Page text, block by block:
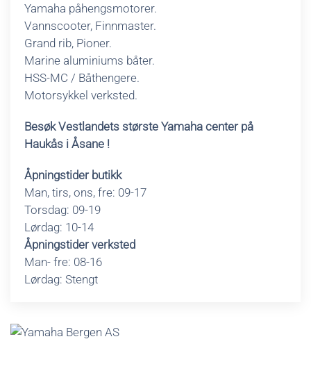
Yamaha påhengsmotorer.
Vannscooter, Finnmaster.
Grand rib, Pioner.
Marine aluminiums båter.
HSS-MC / Båthengere.
Motorsykkel verksted.
Besøk Vestlandets største Yamaha center på
Haukås i Åsane !
Åpningstider butikk
Man, tirs, ons, fre: 09-17
Torsdag: 09-19
Lørdag: 10-14
Åpningstider verksted
Man- fre: 08-16
Lørdag: Stengt